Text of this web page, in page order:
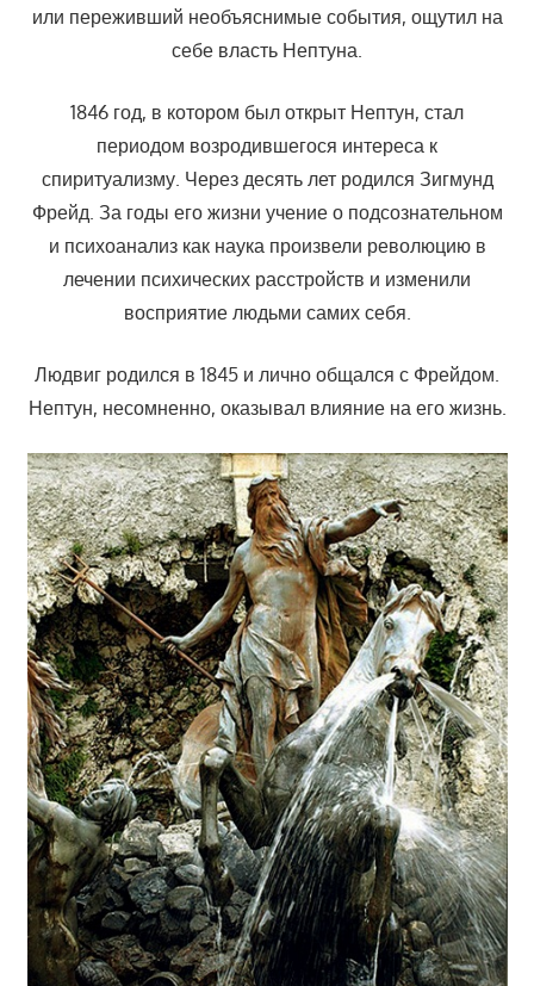
или переживший необъяснимые события, ощутил на
себе власть Нептуна.
1846 год, в котором был открыт Нептун, стал
периодом возродившегося интереса к
спиритуализму. Через десять лет родился Зигмунд
Фрейд. За годы его жизни учение о подсознательном
и психоанализ как наука произвели революцию в
лечении психических расстройств и изменили
восприятие людьми самих себя.
Людвиг родился в 1845 и лично общался с Фрейдом.
Нептун, несомненно, оказывал влияние на его жизнь.